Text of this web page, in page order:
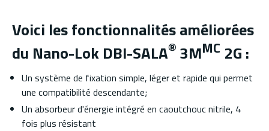
Voici les fonctionnalités améliorées
du Nano-Lok DBI-SALA® 3MMC 2G :
Un système de fixation simple, léger et rapide qui permet
une compatibilité descendante;
Un absorbeur d'énergie intégré en caoutchouc nitrile, 4
fois plus résistant